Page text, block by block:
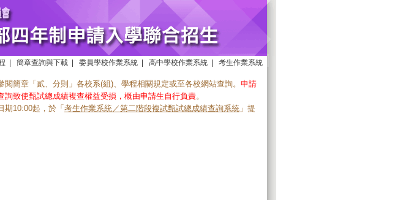
簡章查詢與下載 委員學校作業系統 高中學校作業系統 考生作業系統
簡章「貳、分則」各校系(組)、學程相關規定或至各校網站查詢。 申請
詢致使甄試總成績複查權益受損，概由申請生自行負責。
期10:00起，於「 考生作業系統／第二階段複試甄試總成績查詢系統 」提